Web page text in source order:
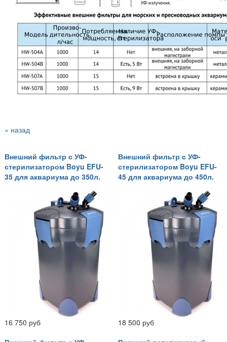
« назад
Внешний фильтр с УФ-
стерилизатором Boyu EFU-
35 для аквариума до 350л.
16 750 руб
Внешний фильтр с УФ-
стерилизатором Boyu EFU-
45 для аквариума до 450л.
18 500 руб